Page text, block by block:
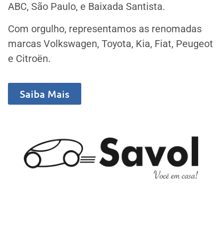
ABC, São Paulo, e Baixada Santista.
Com orgulho, representamos as renomadas
marcas Volkswagen, Toyota, Kia, Fiat, Peugeot
e Citroën.
Saiba Mais